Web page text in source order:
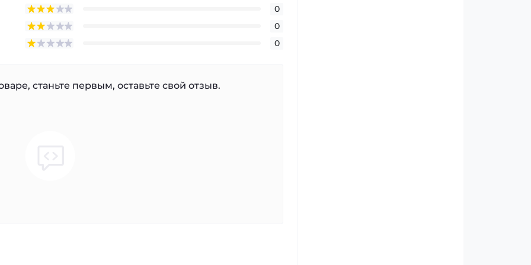
0
0
0
станьте первым, оставьте свой отзыв.